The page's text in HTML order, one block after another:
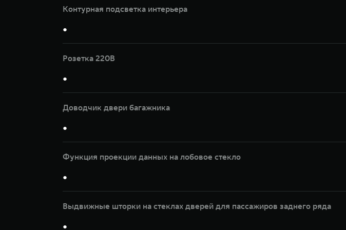
Контурная подсветка интерьера
●
Розетка 220В
●
Доводчик двери багажника
●
Функция проекции данных на лобовое стекло
●
Выдвижные шторки на стеклах дверей для пассажиров заднего ряда
●